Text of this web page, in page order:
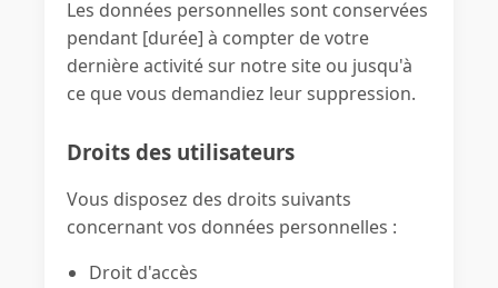
Les données personnelles sont conservées
pendant [durée] à compter de votre
dernière activité sur notre site ou jusqu'à
ce que vous demandiez leur suppression.
Droits des utilisateurs
Vous disposez des droits suivants
concernant vos données personnelles :
Droit d'accès